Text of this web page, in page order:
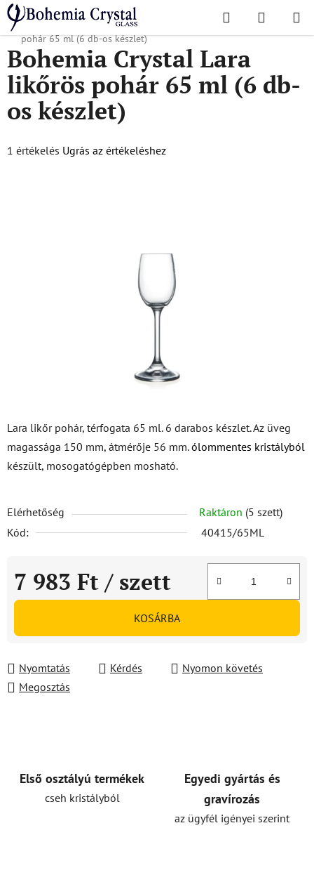
Ugrás
fő
tartalomhoz
Keresés KOSÁR
Kezdőlap
/ Népszerű kollekciók / Lara
Bohemia Crystal Lara likőrös
pohár 65 ml (6 db-os készlet)
Lara likőr pohár, térfogata 65 ml. 6 darabos készlet. Az üveg
magassága 150 mm, átmérője 56 mm.ólommentes kristályból
készült, mosogatógépben mosható.
Elérhetőség Raktáron (5 szett)
Kód:
40415/65ML
7 983 Ft / szett
Egységár:
KOSÁRBA
Nyomtatás Kérdés
Nyomon követés
Megosztás
Bohemia Crystal Lara
likőrös pohár 65 ml (6 db-
os készlet)
A
1 értékelés Ugrás az értékeléshez
Első osztályú termékek
cseh kristályból
Egyedi gyártás és
gravírozás
az ügyfél igényei szerint